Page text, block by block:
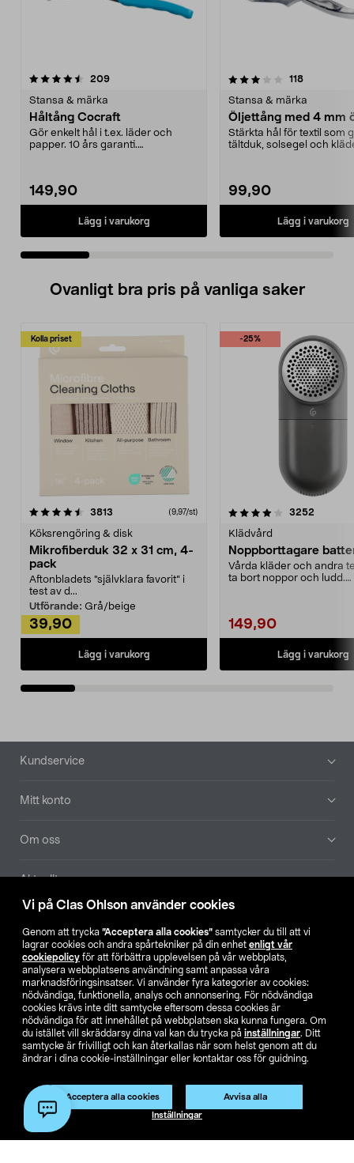
Vi på Clas Ohlson använder cookies
Genom att trycka ”Acceptera alla cookies” samtycker du till att vi
lagrar cookies och andra spårtekniker på din enhet enligt vår
cookiepolicy för att förbättra upplevelsen på vår webbplats,
analysera webbplatsens användning samt anpassa våra
marknadsföringsinsatser. Vi använder fyra kategorier av cookies:
nödvändiga, funktionella, analys och annonsering. För nödvändiga
cookies krävs inte ditt samtycke eftersom dessa cookies är
nödvändiga för att innehållet på webbplatsen ska kunna fungera. Om
du istället vill skräddarsy dina val kan du trycka på inställningar. Ditt
samtycke är frivilligt och kan återkallas när som helst genom att du
ändrar i dina cookie-inställningar eller kontaktar oss för guidning.
Acceptera alla cookies Avvisa alla
Inställningar
209recensioner
Stansa & märka
Håltång Cocraft
Gör enkelt hål i t.ex. läder och
papper. 10 års garanti.
149,90
Lägg i varukorg
3.5 av 5 stjärnor 118
Stansa & märka
Öljettång med 4 mm
Stärkta hål för textil som
tältduk, solsegel och
99,90
Lägg i varukorg
3.5 av 5 stjärnor
Ovanligt bra pris på vanliga saker
Kolla priset
3813 (9,97/st)
Köksrengöring & disk
Mikrofiberduk 32 x 31 cm, 4-
pack
Aftonbladets "självklara favorit” i
test av d...
Utförande: Grå/beige
39,90
Lägg i varukorg
-25%
4.0av 5 stjärnor 3252
Klädvård
Noppborttagare
Vårda kläder och andra
ta bort noppor och ludd.
149,90
Lägg i varukorg
4.5av 5 stjärnor
Sidfot
Kundservice
Mitt konto
Om oss
Aktuellt
Hitta butik
SE NO FI
Köpvillkor Privacy statement Klubbvillkor
För företag
Ändra till priser exklusive moms